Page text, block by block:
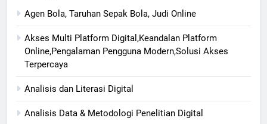
Agen Bola, Taruhan Sepak Bola, Judi Online
Akses Multi Platform Digital,Keandalan Platform
Online,Pengalaman Pengguna Modern,Solusi Akses
Terpercaya
Analisis dan Literasi Digital
Analisis Data & Metodologi Penelitian Digital